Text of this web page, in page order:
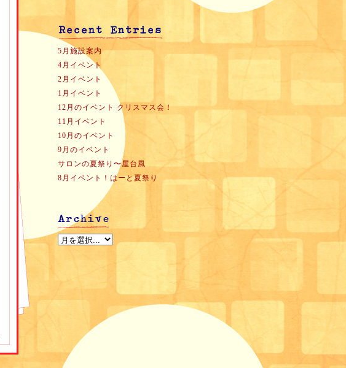
5月施設案内
4月イベント
2月イベント
1月イベント
12月のイベント クリスマス会！
11月イベント
10月のイベント
9月のイベント
サロンの夏祭り〜屋台風
8月イベント！はーと夏祭り